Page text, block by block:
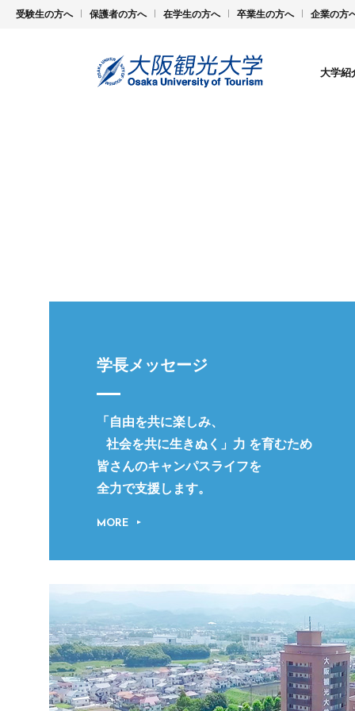
受験生の方へ 保護者の方へ 在学生の方へ 卒業生の方へ 企業の方
大学紹
学長メッセージ
「自由を共に楽しみ、
社会を共に生きぬく」力 を育むため
皆さんのキャンパスライフを
全力で支援します。
MORE